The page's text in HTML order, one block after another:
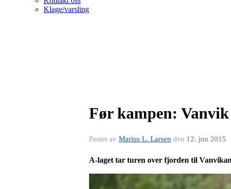
Klage/varsling
Før kampen:
Postet av Marius L. Larsen den 12. jun 2015
A-laget tar turen over fjorden til